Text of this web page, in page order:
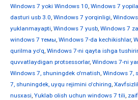
Windows 7 yoki Windows 10, Windows 7
dasturi usb 3.0, Windows 7 yorqinligi,
yuklanmayapti, Windows 7 yusb, Windows 7
windows 7 темы, Windows 7-da kechikishlar,
qurilma yo'q, Windows 7-ni qayta ishga
quvvatlaydigan protsessorlar, Windows 7-ni
Windows 7, shuningdek o'rnatish, Windows 7,
7, shuningdek, uyqu rejimini o'chiring,
nusxasi, Yuklab olish uchun windows 7 tili,